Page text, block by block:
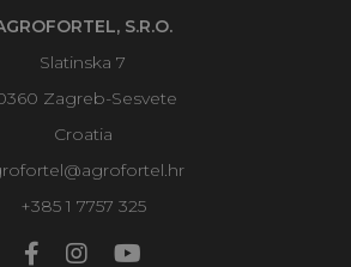
S.R.O.
Slatinska 7
Zagreb-Sesvete
Croatia
+385 1 7757 325